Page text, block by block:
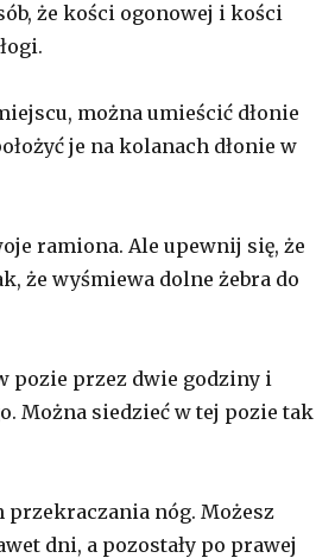
że kości ogonowej i kości
można umieścić dłonie
je na kolanach dłonie w
ramiona. Ale upewnij się, że
że wyśmiewa dolne żebra do
pozie przez dwie godziny i
Można siedzieć w tej pozie tak
przekraczania nóg. Możesz
dni, a pozostały po prawej